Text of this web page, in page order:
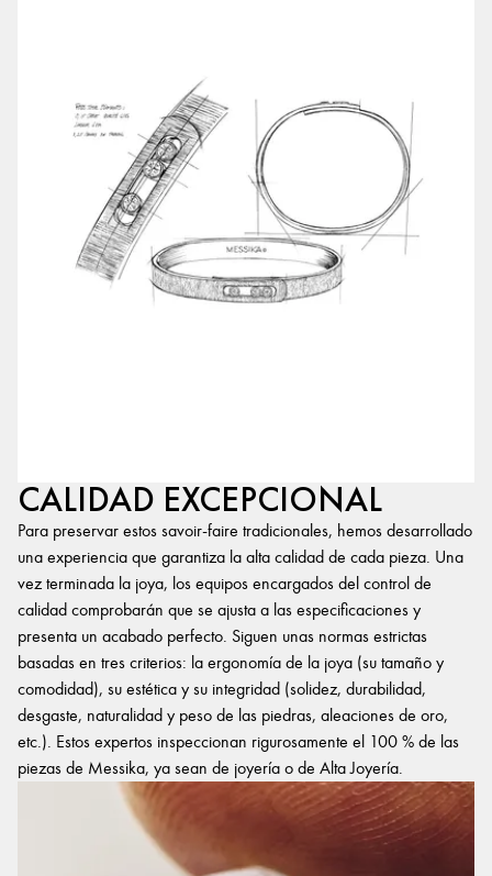
CALIDAD EXCEPCIONAL
Para preservar estos savoir-faire tradicionales, hemos desarrollado
una experiencia que garantiza la alta calidad de cada pieza. Una
vez terminada la joya, los equipos encargados del control de
calidad comprobarán que se ajusta a las especificaciones y
presenta un acabado perfecto. Siguen unas normas estrictas
basadas en tres criterios: la ergonomía de la joya (su tamaño y
comodidad), su estética y su integridad (solidez, durabilidad,
desgaste, naturalidad y peso de las piedras, aleaciones de oro,
etc.). Estos expertos inspeccionan rigurosamente el 100 % de las
piezas de Messika, ya sean de joyería o de Alta Joyería.